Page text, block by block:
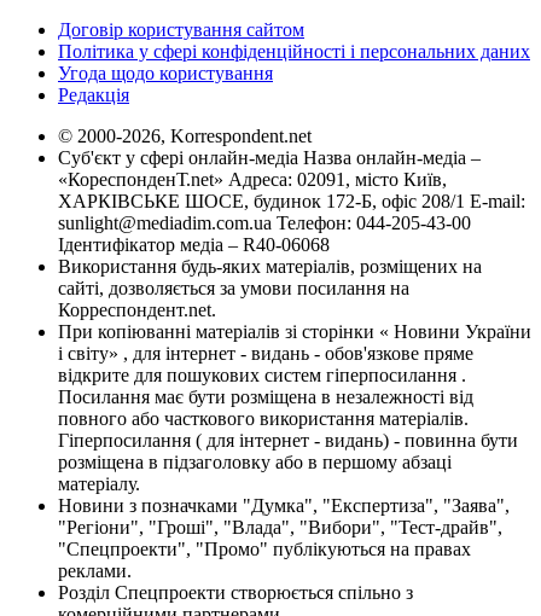
Договір користування сайтом
Політика у сфері конфіденційності і персональних даних
Угода щодо користування
Редакція
© 2000-2026, Korrespondent.net
Суб'єкт у сфері онлайн-медіа Назва онлайн-медіа –
«КореспонденТ.net» Адреса: 02091, місто Київ,
ХАРКІВСЬКЕ ШОСЕ, будинок 172-Б, офіс 208/1 E-mail:
sunlight@mediadim.com.ua Телефон: 044-205-43-00
Ідентифікатор медіа – R40-06068
Використання будь-яких матеріалів, розміщених на
сайті, дозволяється за умови посилання на
Корреспондент.net.
При копіюванні матеріалів зі сторінки « Новини України
і світу» , для інтернет - видань - обов'язкове пряме
відкрите для пошукових систем гіперпосилання .
Посилання має бути розміщена в незалежності від
повного або часткового використання матеріалів.
Гіперпосилання ( для інтернет - видань) - повинна бути
розміщена в підзаголовку або в першому абзаці
матеріалу.
Новини з позначками "Думка", "Експертиза", "Заява",
"Регіони", "Гроші", "Влада", "Вибори", "Тест-драйв",
"Спецпроекти", "Промо" публікуються на правах
реклами.
Розділ Спецпроекти створюється спільно з